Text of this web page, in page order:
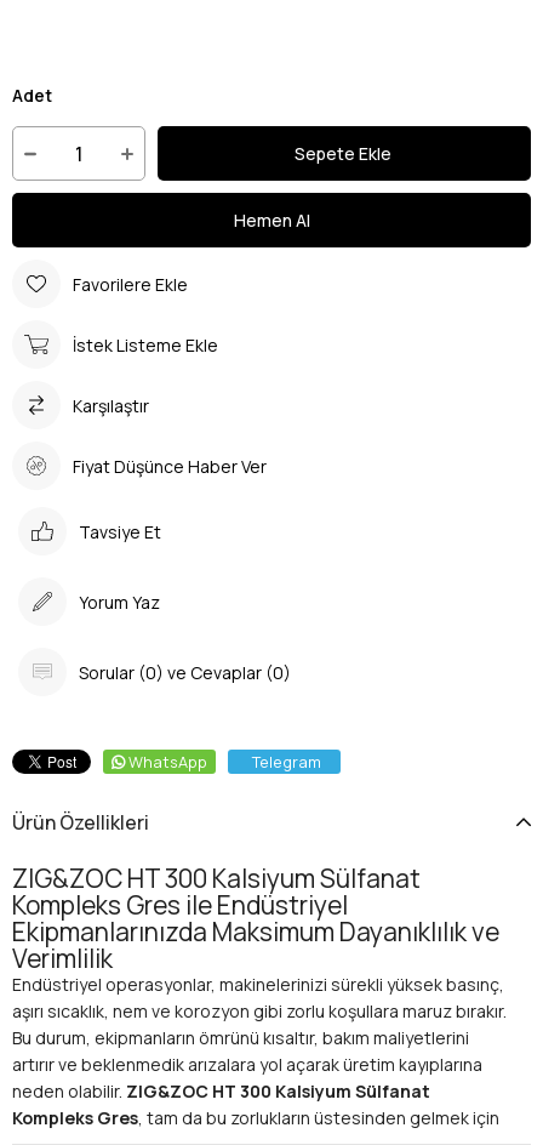
Adet
Favorilere Ekle
İstek Listeme Ekle
Karşılaştır
Fiyat Düşünce Haber Ver
Tavsiye Et
Yorum Yaz
Sorular (0) ve Cevaplar (0)
WhatsApp Telegram
Ürün Özellikleri
ZIG&ZOC HT 300 Kalsiyum Sülfanat
Kompleks Gres ile Endüstriyel
Ekipmanlarınızda Maksimum Dayanıklılık ve
Verimlilik
Endüstriyel operasyonlar, makinelerinizi sürekli yüksek basınç,
aşırı sıcaklık, nem ve korozyon gibi zorlu koşullara maruz bırakır.
Bu durum, ekipmanların ömrünü kısaltır, bakım maliyetlerini
artırır ve beklenmedik arızalara yol açarak üretim kayıplarına
neden olabilir. ZIG&ZOC HT 300 Kalsiyum Sülfanat
Kompleks Gres, tam da bu zorlukların üstesinden gelmek için